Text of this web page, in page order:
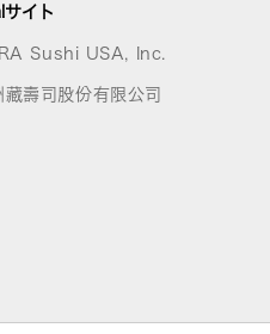
イト
Sushi USA, Inc.
藏壽司股份有限公司